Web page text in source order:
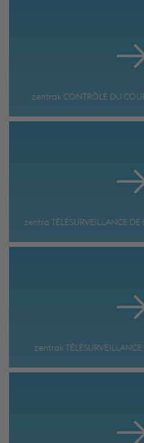
zentrak CONTRÔLE DU
zentra TÉLÉSURVEILLANCE DE
zentrak TÉLÉSURVEILLANCE